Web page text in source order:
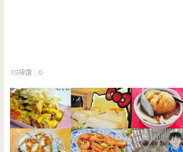
TG按讚：0